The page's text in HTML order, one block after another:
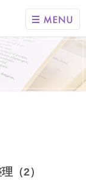
（2）